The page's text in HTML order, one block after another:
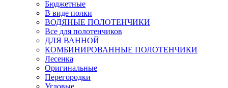
Бюджетные
В виде полки
ВОДЯНЫЕ ПОЛОТЕНЧИКИ
Все для полотенчиков
ДЛЯ ВАННОЙ
КОМБИНИРОВАННЫЕ ПОЛОТЕНЧИКИ
Лесенка
Оригинальные
Перегородки
Угловые